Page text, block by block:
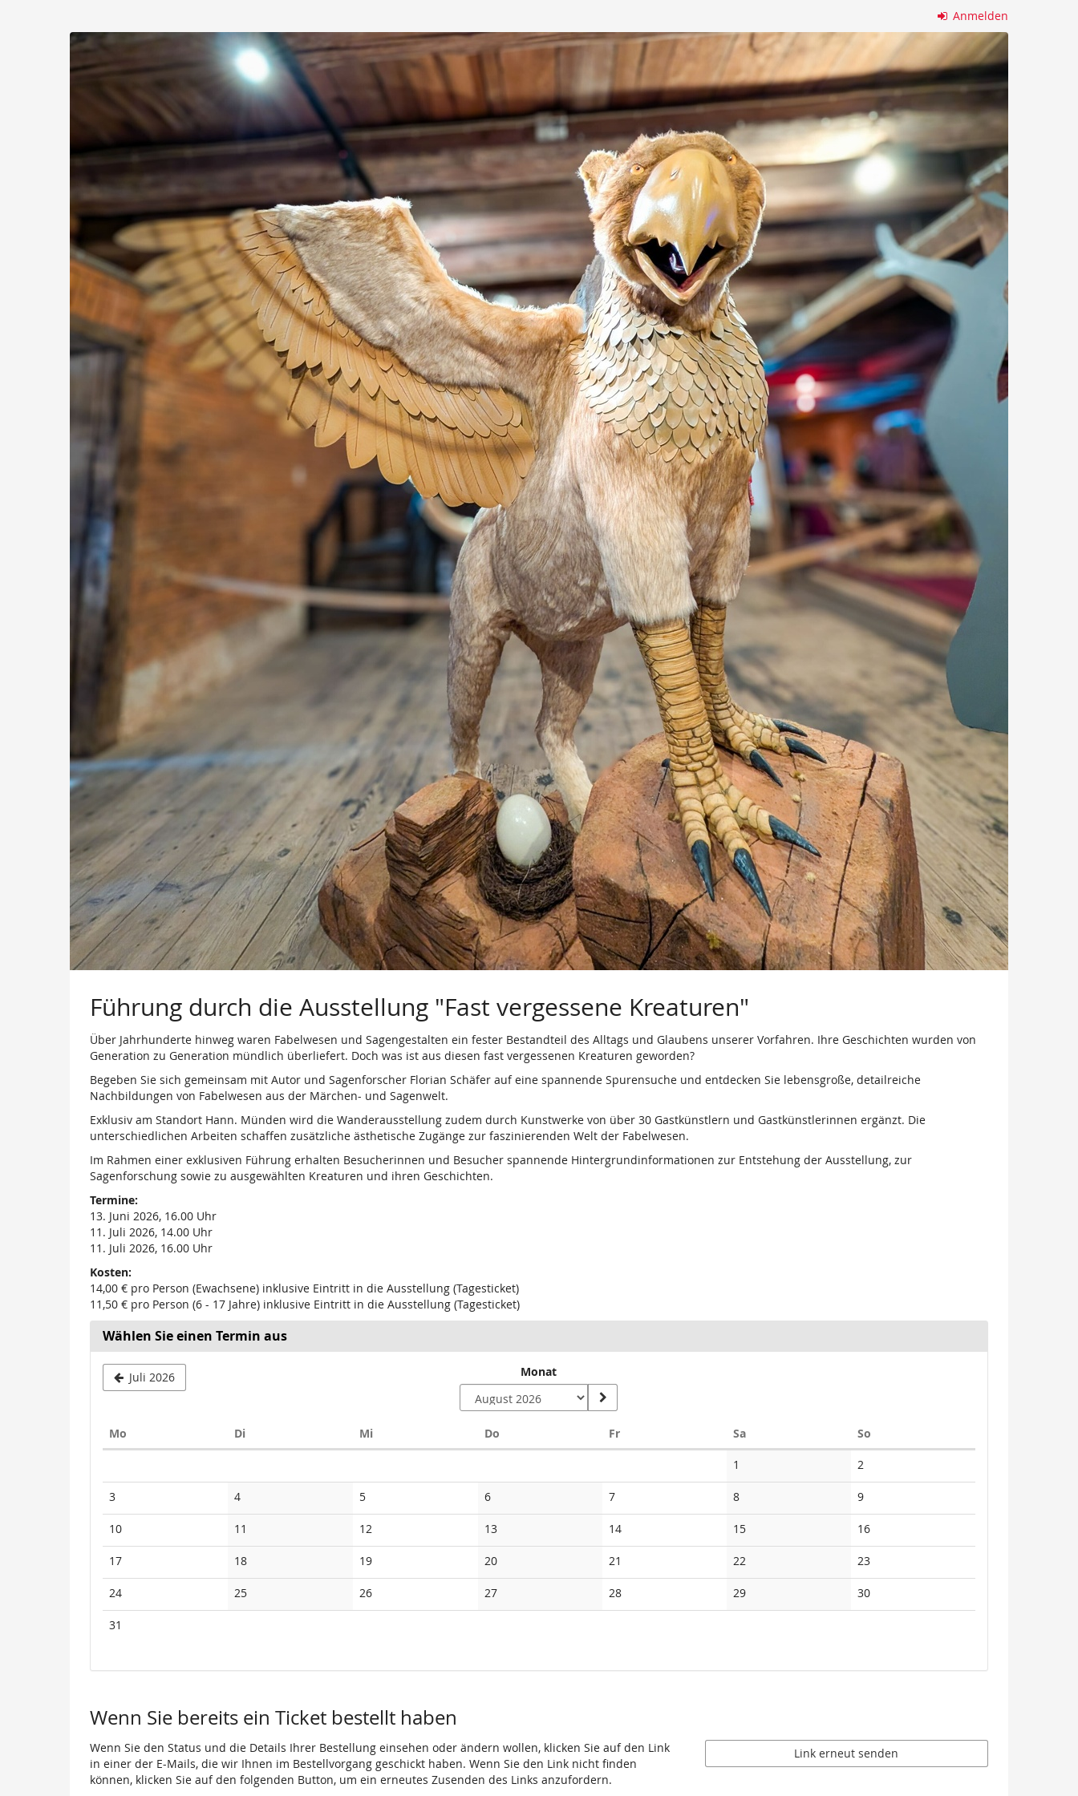
Anmelden
Führung durch die Ausstellung "Fast vergessene Kreaturen"
Über Jahrhunderte hinweg waren Fabelwesen und Sagengestalten ein fester Bestandteil des Alltags und Glaubens unserer Vorfahren. Ihre Geschichten wurden von
Generation zu Generation mündlich überliefert. Doch was ist aus diesen fast vergessenen Kreaturen geworden?
Begeben Sie sich gemeinsam mit Autor und Sagenforscher Florian Schäfer auf eine spannende Spurensuche und entdecken Sie lebensgroße, detailreiche
Nachbildungen von Fabelwesen aus der Märchen- und Sagenwelt.
Exklusiv am Standort Hann. Münden wird die Wanderausstellung zudem durch Kunstwerke von über 30 Gastkünstlern und Gastkünstlerinnen ergänzt. Die
unterschiedlichen Arbeiten schaffen zusätzliche ästhetische Zugänge zur faszinierenden Welt der Fabelwesen.
Im Rahmen einer exklusiven Führung erhalten Besucherinnen und Besucher spannende Hintergrundinformationen zur Entstehung der Ausstellung, zur
Sagenforschung sowie zu ausgewählten Kreaturen und ihren Geschichten.
Termine:
13. Juni 2026, 16.00 Uhr
11. Juli 2026, 14.00 Uhr
11. Juli 2026, 16.00 Uhr
Kosten:
14,00 € pro Person (Ewachsene) inklusive Eintritt in die Ausstellung (Tagesticket)
11,50 € pro Person (6 - 17 Jahre) inklusive Eintritt in die Ausstellung (Tagesticket)
Wählen Sie einen Termin aus
Juli 2026 Monat
Mo DiDienstag MiMittwoch Do FrFreitag SaSamstag So
1
Veranstaltungen
2
Veranstaltungen
3Keine
Veranstaltungen
4Keine
Veranstaltungen
5Keine
Veranstaltungen
6Keine
Veranstaltungen
7Keine
Veranstaltungen
8Keine
Veranstaltungen
9Keine
Veranstaltungen
10Keine
Veranstaltungen
11
Veranstaltungen
12
Veranstaltungen
13Keine
Veranstaltungen
14Keine
Veranstaltungen
15Keine
Veranstaltungen
16Keine
Veranstaltungen
17Keine
Veranstaltungen
18Keine
Veranstaltungen
19Keine
Veranstaltungen
20Keine
Veranstaltungen
21
Veranstaltungen
22
Veranstaltungen
23Keine
Veranstaltungen
24Keine
Veranstaltungen
25Keine
Veranstaltungen
26Keine
Veranstaltungen
27Keine
Veranstaltungen
28Keine
Veranstaltungen
29Keine
Veranstaltungen
30Keine
Veranstaltungen
31
Wenn Sie bereits ein Ticket bestellt haben
Wenn Sie den Status und die Details Ihrer Bestellung einsehen oder ändern wollen, klicken Sie auf den Link
in einer der E-Mails, die wir Ihnen im Bestellvorgang geschickt haben. Wenn Sie den Link nicht finden
können, klicken Sie auf den folgenden Button, um ein erneutes Zusenden des Links anzufordern.
Link erneut senden